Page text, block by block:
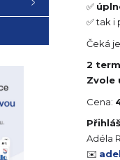
✅
✅ tak i
Čeká
2
Zvole
Cena:
Adéla
✉️